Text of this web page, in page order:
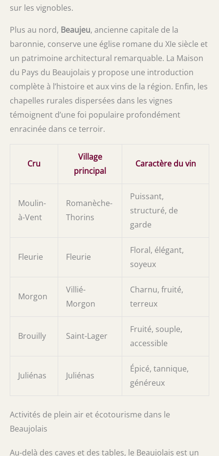
sur les vignobles.
Plus au nord, Beaujeu, ancienne capitale de la
baronnie, conserve une église romane du XIe siècle et
un patrimoine architectural remarquable. La Maison
du Pays du Beaujolais y propose une introduction
complète à l’histoire et aux vins de la région. Enfin, les
chapelles rurales dispersées dans les vignes
témoignent d’une foi populaire profondément
enracinée dans ce terroir.
Cru
Village
principal
Caractère du vin
Moulin-
à-Vent
Romanèche-
Thorins
Puissant,
structuré, de
garde
Fleurie Fleurie
Floral, élégant,
soyeux
Morgon
Villié-
Morgon
Charnu, fruité,
terreux
Brouilly Saint-Lager
Fruité, souple,
accessible
Juliénas Juliénas
Épicé, tannique,
généreux
Activités de plein air et écotourisme dans le
Beaujolais
Au-delà des caves et des tables, le Beaujolais est un